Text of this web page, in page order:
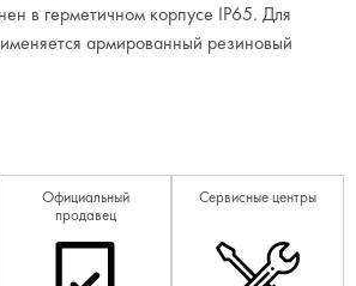
в герметичном корпусе IP65. Для
армированный резиновый
Официальный
продавец
Сервисные центры